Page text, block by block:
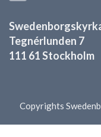
Tegnérlunden 7
111 61 Stockholm
Copyrights